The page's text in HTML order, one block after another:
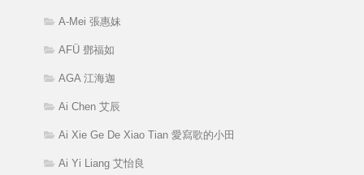
A-Mei 張惠妹
AFÜ 鄧福如
AGA 江海迦
Ai Chen 艾辰
Ai Xie Ge De Xiao Tian 愛寫歌的小田
Ai Yi Liang 艾怡良